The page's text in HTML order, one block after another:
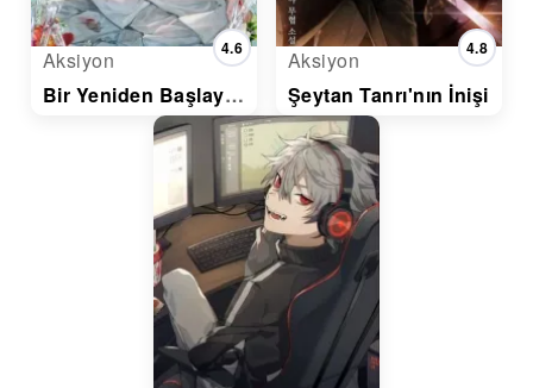
4.6
Aksiyon
Bir Yeniden Başlayanın Gelişim Öyküsü
4.8
Aksiyon
Şeytan Tanrı'nın İnişi